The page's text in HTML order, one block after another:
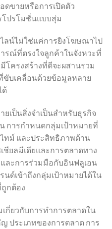
ดขายหรือการเปิดตัว
ปรโมชั่นแบบสุ่ม
ลน์ไม่ใช่แค่การยิงโฆษณาไป
รณ์ที่ตรงใจลูกค้าในจังหวะที่
โครงสร้างที่ดีจะผสานรวม
ขับเคลื่อนด้วยข้อมูลหลาย
ด้
เป็นสิ่งจำเป็นสำหรับธุรกิจ
การกำหนดกลุ่มเป้าหมายที่
ทม์ และประสิทธิภาพด้าน
ยลมีเดียและการตลาดทาง
ละการร่วมมือกับอินฟลูเอน
ด์เข้าถึงกลุ่มเป้าหมายได้ใน
กต้อง
กี่ยวกับการทำการตลาดใน
ประเภทของการตลาด การ